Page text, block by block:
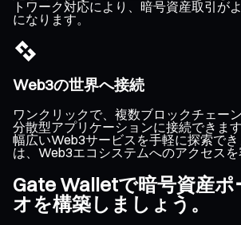
トワーク対応により、暗号資産取引が
になります。
Web3の世界へ接続
ワンクリックで、複数ブロックチェー
分散型アプリケーションに接続できま
幅広いWeb3サービスを手軽に探索で
は、Web3エコシステムへのアクセスを
Gate Walletで暗号資産ポ
オを構築しましょう。